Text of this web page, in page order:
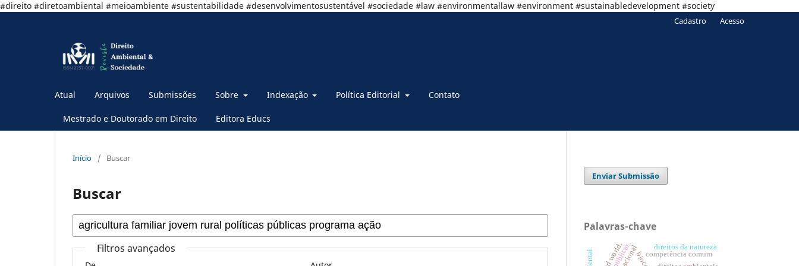
#direito #diretoambiental #meioambiente #sustentabilidade #desenvolvimentosustentável #sociedade #law #environmentallaw #environment #sustainabledevelopment #society
Atual Arquivos Submissões Sobre Indexação Política Editorial Contato
Mestrado e Doutorado em Direito Editora Educs
Cadastro Acesso
Início / Buscar
Buscar
Filtros avançados
Enviar Submissão
Palavras-chave
competência comum
direitos da natureza